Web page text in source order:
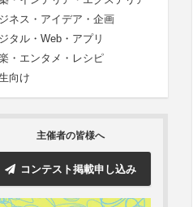
ネス・アイデア・企画
タル・Web・アプリ
・エンタメ・レシピ
向け
主催者の皆様へ
コンテスト掲載申し込み